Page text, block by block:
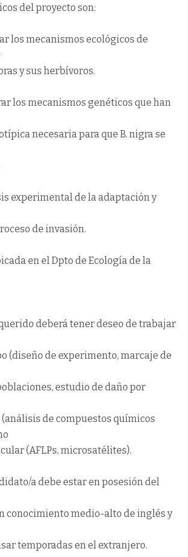
del proyecto son:
los mecanismos ecológicos de
y sus herbívoros.
los mecanismos genéticos que han
necesaria para que B. nigra se
experimental de la adaptación y
de invasión.
en el Dpto de Ecología de la
deberá tener deseo de trabajar
(diseño de experimento, marcaje de
estudio de daño por
de compuestos químicos
(AFLPs, microsatélites).
a debe estar en posesión del
conocimiento medio-alto de inglés y
temporadas en el extranjero.